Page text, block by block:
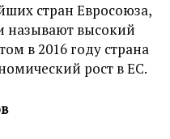
стран Евросоюза,
называют высокий
в 2016 году страна
рост в ЕС.